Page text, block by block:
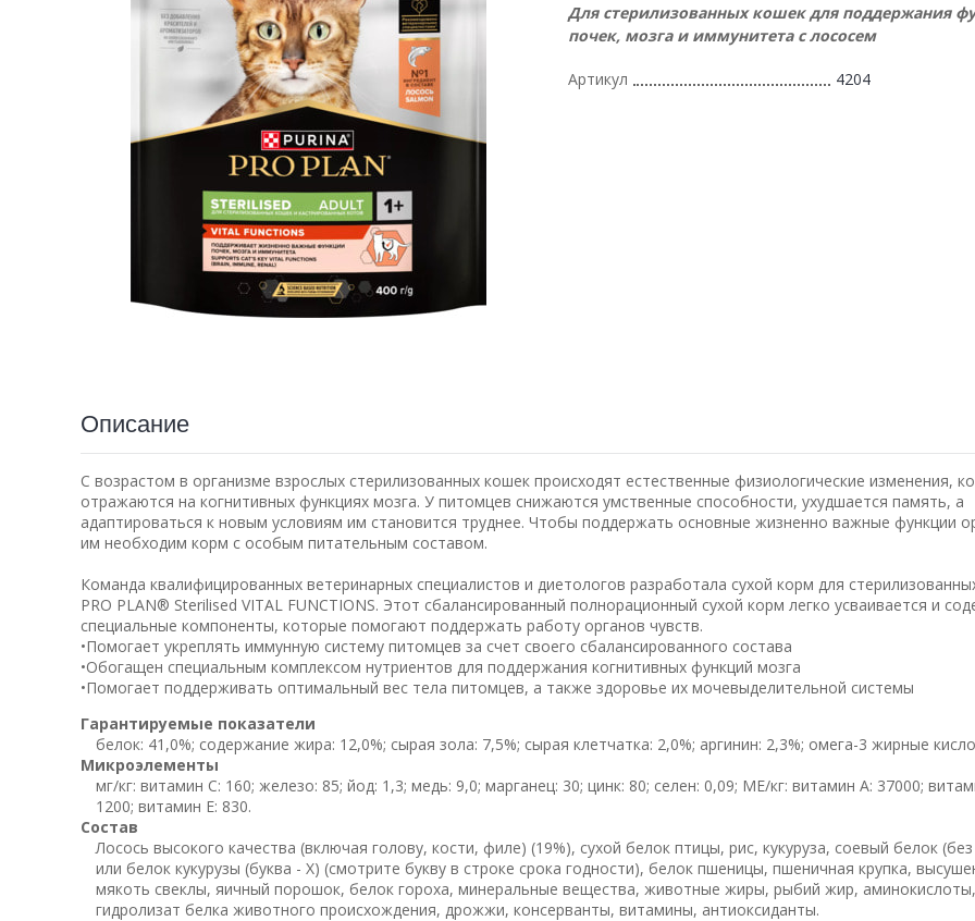
Для стерилизованных кошек для поддержания
почек, мозга и иммунитета с лососем
Артикул 4204
Описание
С возрастом в организме взрослых стерилизованных кошек происходят естественные физиологические изменения,
отражаются на когнитивных функциях мозга. У питомцев снижаются умственные способности, ухудшается память, а
адаптироваться к новым условиям им становится труднее. Чтобы поддержать основные жизненно важные функции
им необходим корм с особым питательным составом.
Команда квалифицированных ветеринарных специалистов и диетологов разработала сухой корм для
PRO PLAN® Sterilised VITAL FUNCTIONS. Этот сбалансированный полнорационный сухой корм легко усваивается и
специальные компоненты, которые помогают поддержать работу органов чувств.
•Помогает укреплять иммунную систему питомцев за счет своего сбалансированного состава
•Обогащен специальным комплексом нутриентов для поддержания когнитивных функций мозга
•Помогает поддерживать оптимальный вес тела питомцев, а также здоровье их мочевыделительной системы
Гарантируемые показатели
белок: 41,0%; содержание жира: 12,0%; сырая зола: 7,5%; сырая клетчатка: 2,0%; аргинин: 2,3%; омега-3 жирные
Микроэлементы
мг/кг: витамин C: 160; железо: 85; йод: 1,3; медь: 9,0; марганец: 30; цинк: 80; селен: 0,09; МЕ/кг: витамин А: 37000;
1200; витамин Е: 830.
Состав
Лосось высокого качества (включая голову, кости, филе) (19%), сухой белок птицы, рис, кукуруза, соевый белок
или белок кукурузы (буква - Х) (смотрите букву в строке срока годности), белок пшеницы, пшеничная крупка,
мякоть свеклы, яичный порошок, белок гороха, минеральные вещества, животные жиры, рыбий жир, аминокислоты,
гидролизат белка животного происхождения, дрожжи, консерванты, витамины, антиоксиданты.